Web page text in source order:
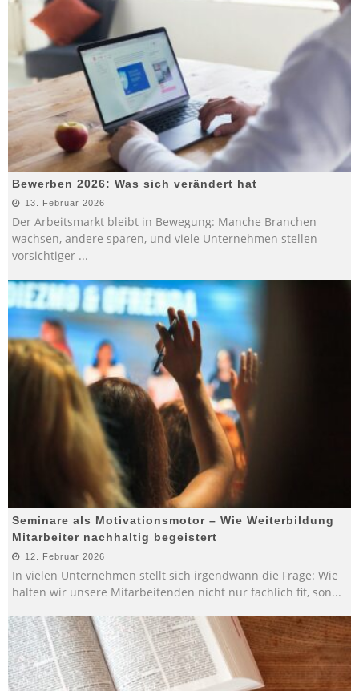
Bewerben 2026: Was sich verändert hat
13. Februar 2026
Der Arbeitsmarkt bleibt in Bewegung: Manche Branchen
wachsen, andere sparen, und viele Unternehmen stellen
vorsichtiger ...
Seminare als Motivationsmotor – Wie Weiterbildung
Mitarbeiter nachhaltig begeistert
12. Februar 2026
In vielen Unternehmen stellt sich irgendwann die Frage: Wie
halten wir unsere Mitarbeitenden nicht nur fachlich fit, son...